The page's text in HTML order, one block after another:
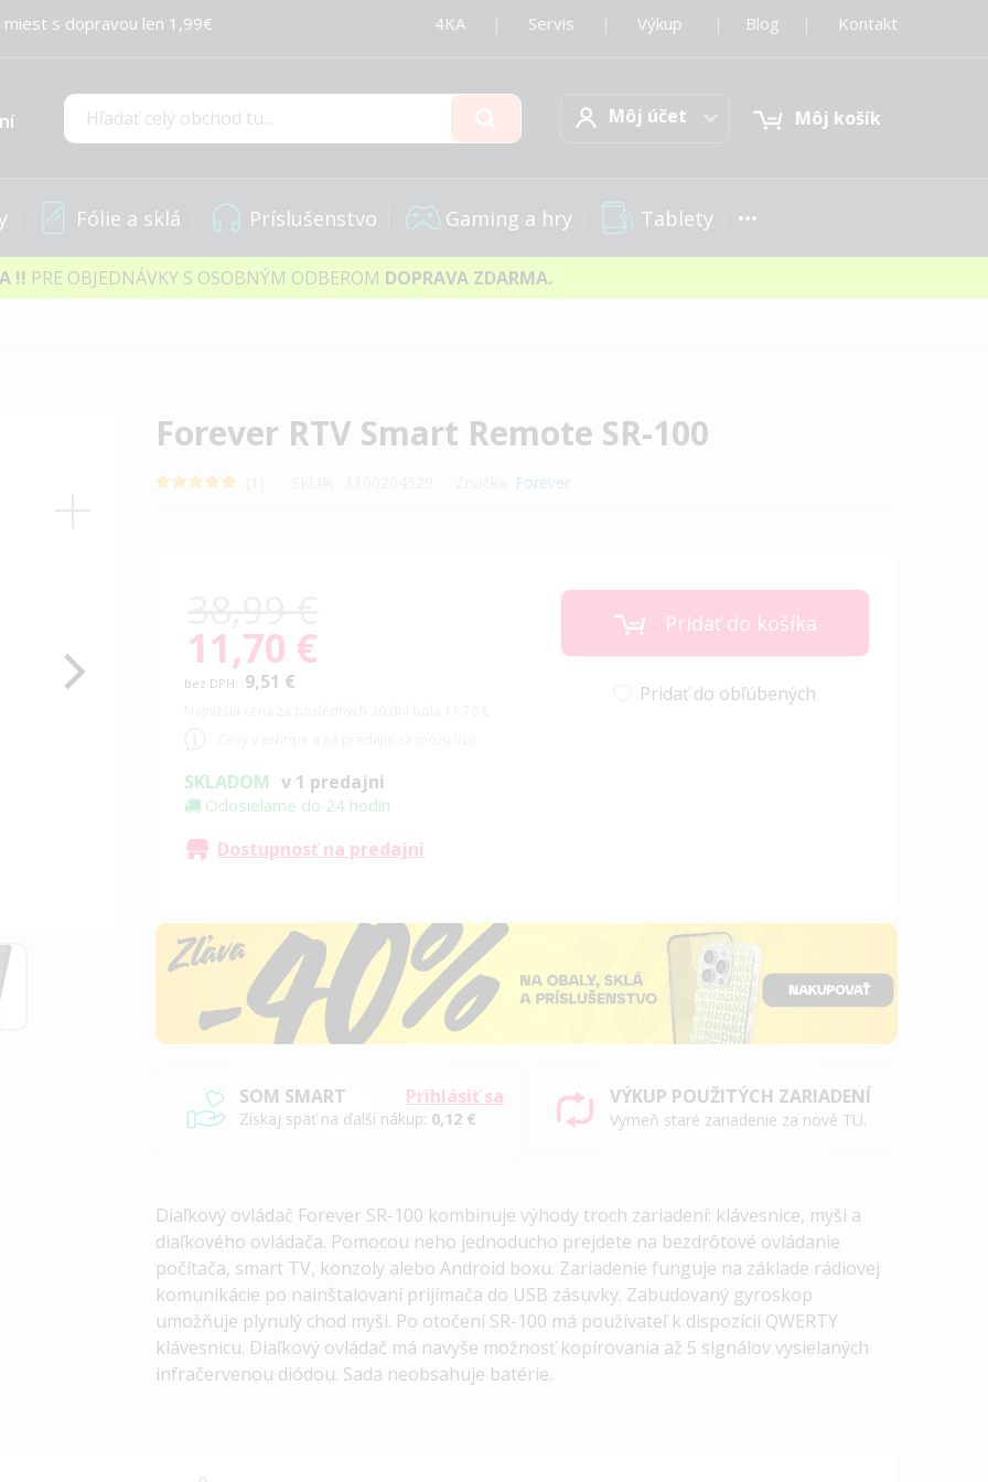
s dopravou len 1,99€ 4KA Servis Výkup Blog Kontakt
Hľadať
Môj účetMôj účet Môj košík
Fólie a sklá Príslušenstvo Gaming a hry Tablety
!! PRE OBJEDNÁVKY S OSOBNÝM ODBEROM DOPRAVA ZDARMA.
Forever RTV Smart Remote SR-100
Rating:
90 100
Forever
Special
Price
11,70 €
9,51 €
SKLADOM v 1 predajni
Odosielame do 24 hodín
Dostupnosť na predajni
Pridať do košíka
Pridať do obľúbených
Prihlásiť sa
SOM SMART
Získaj späť na ďalší nákup: 0,12 €
VÝKUP POUŽITÝCH ZARIADENÍ
Vymeň staré zariadenie za nové TU.
Diaľkový ovládač Forever SR-100 kombinuje výhody troch zariadení: klávesnice, myši a
diaľkového ovládača. Pomocou neho jednoducho prejdete na bezdrôtové ovládanie
počítača, smart TV, konzoly alebo Android boxu. Zariadenie funguje na základe rádiovej
komunikácie po nainštalovaní prijímača do USB zásuvky. Zabudovaný gyroskop
umožňuje plynulý chod myši. Po otočení SR-100 má používateľ k dispozícii QWERTY
klávesnicu. Diaľkový ovládač má navyše možnosť kopírovania až 5 signálov vysielaných
infračervenou diódou. Sada neobsahuje batérie.